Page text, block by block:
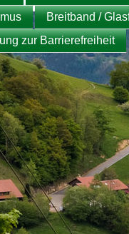
Breitband /
zur Barrierefreiheit